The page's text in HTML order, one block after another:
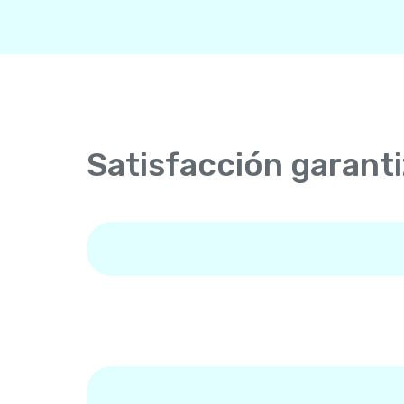
Satisfacción